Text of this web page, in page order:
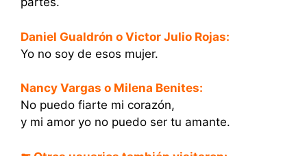
Daniel Gualdrón o Victor Julio Rojas:
Yo no soy de esos mujer.
Nancy Vargas o Milena Benites:
No puedo fiarte mi corazón,
y mi amor yo no puedo ser tu amante.